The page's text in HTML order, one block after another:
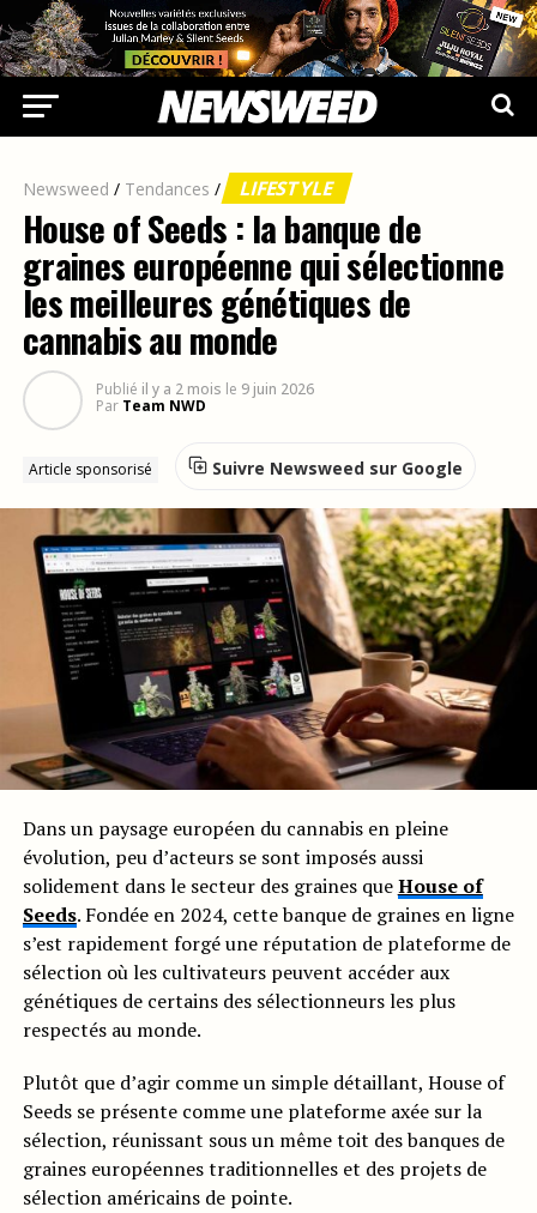
Newsweed / Tendances / LIFESTYLE
House of Seeds : la banque de
graines européenne qui sélectionne
les meilleures génétiques de
cannabis au monde
Publié il y a 2 mois le 9 juin 2026
Par Team NWD
Article sponsorisé Suivre Newsweed sur Google
Dans un paysage européen du cannabis en pleine
évolution, peu d’acteurs se sont imposés aussi
solidement dans le secteur des graines queHouse of
Seeds. Fondée en 2024, cette banque de graines en ligne
s’est rapidement forgé une réputation de plateforme de
sélection où les cultivateurs peuvent accéder aux
génétiques de certains des sélectionneurs les plus
respectés au monde.
Plutôt que d’agir comme un simple détaillant, House of
Seeds se présente comme une plateforme axée sur la
sélection, réunissant sous un même toit des banques de
graines européennes traditionnelles et des projets de
sélection américains de pointe.